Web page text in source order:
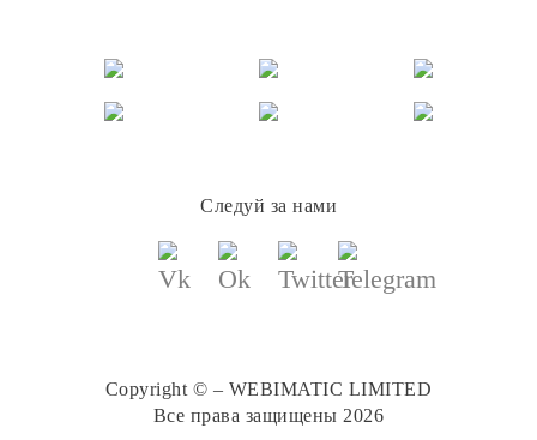
Следуй за нами
Copyright © – WEBIMATIC LIMITED
Все права защищены 2026